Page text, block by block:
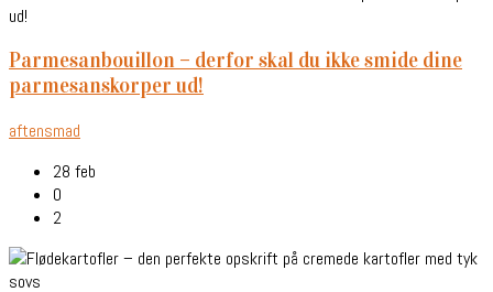
parmesanbouillon – derfor skal du ikke smide dine
parmesanskorper ud!
aftensmad
28 feb
0
2